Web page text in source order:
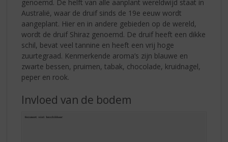
genoemd. De helft van alle aanplant wereldwijd staat in
Australië, waar de druif sinds de 19e eeuw wordt
aangeplant. Hier en in andere gebieden op de wereld,
wordt de druif Shiraz genoemd. De druif heeft een dikke
schil, bevat veel tannine en heeft een vrij hoge
zuurtegraad. Kenmerkende aroma’s zijn blauwe en
zwarte bessen, pruimen, tabak, chocolade, kruidnagel,
peper en rook.
Invloed van de bodem